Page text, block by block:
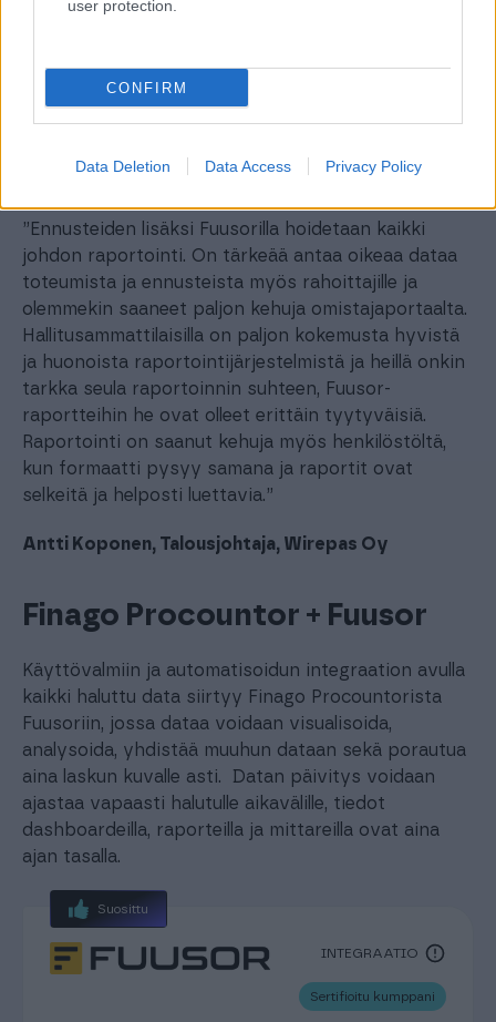
user protection.
CONFIRM
Data Deletion Data Access Privacy Policy
Fuusorin valintaan vaikuttivat myös tarpeeksi
kevyt ja pilvipohjainen palvelu, käyttäjämäärän
mukaan skaalautuva sopiva hinnoittelu sekä
integraatiot, kun haluttiin yhdistää dataa
Procountorista ja Pipedrivesta.”
”Ennusteiden lisäksi Fuusorilla hoidetaan kaikki
johdon raportointi. On tärkeää antaa oikeaa dataa
toteumista ja ennusteista myös rahoittajille ja
olemmekin saaneet paljon kehuja omistajaportaalta.
Hallitusammattilaisilla on paljon kokemusta hyvistä
ja huonoista raportointijärjestelmistä ja heillä onkin
tarkka seula raportoinnin suhteen, Fuusor-
raportteihin he ovat olleet erittäin tyytyväisiä.
Raportointi on saanut kehuja myös henkilöstöltä,
kun formaatti pysyy samana ja raportit ovat
selkeitä ja helposti luettavia.”
Antti Koponen, Talousjohtaja, Wirepas Oy
Finago Procountor + Fuusor
Käyttövalmiin ja automatisoidun integraation avulla
kaikki haluttu data siirtyy Finago Procountorista
Fuusoriin, jossa dataa voidaan visualisoida,
analysoida, yhdistää muuhun dataan sekä porautua
aina laskun kuvalle asti. Datan päivitys voidaan
ajastaa vapaasti halutulle aikavälille, tiedot
dashboardeilla, raporteilla ja mittareilla ovat aina
ajan tasalla.
Suosittu
INTEGRAATIO
Sertifioitu kumppani